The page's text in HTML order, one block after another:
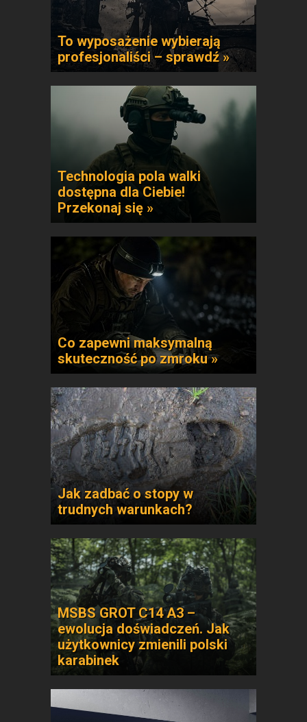
To wyposażenie wybierają
profesjonaliści – sprawdź »
Technologia pola walki
dostępna dla Ciebie!
Przekonaj się »
Co zapewni maksymalną
skuteczność po zmroku »
Jak zadbać o stopy w
trudnych warunkach?
MSBS GROT C14 A3 –
ewolucja doświadczeń. Jak
użytkownicy zmienili polski
karabinek